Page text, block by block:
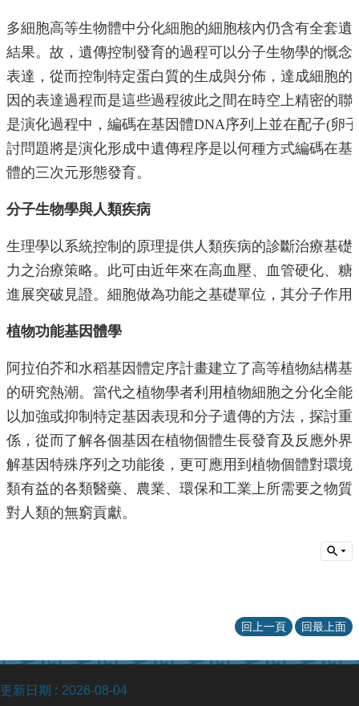
多細胞高等生物體中分化細胞的細胞核內仍含有全套
結果。故，遺傳控制發育的過程可以分子生物學的慨
表達，從而控制特定蛋白質的生成與分佈，達成細胞
因的表達過程而是這些過程彼此之間在時空上精密的
是演化過程中，編碼在基因體DNA序列上並在配子(卵
討問題將是演化形成中遺傳程序是以何種方式編碼在
體的三次元形態發育。
分子生物學與人類疾病
生理學以系統控制的原理提供人類疾病的診斷治療基
力之治療策略。此可由近年來在高血壓、血管硬化、
進展突破見證。細胞做為功能之基礎單位，其分子作
植物功能基因體學
阿拉伯芥和水稻基因體定序計畫建立了高等植物結構
的研究熱潮。當代之植物學者利用植物細胞之分化全
以加強或抑制特定基因表現和分子遺傳的方法，探討
係，從而了解各個基因在植物個體生長發育及反應外
解基因特殊序列之功能後，更可應用到植物個體對環
類有益的各類醫藥、農業、環保和工業上所需要之物
對人類的無窮貢獻。
回上一頁 回最上面
更新日期 2026-08-04